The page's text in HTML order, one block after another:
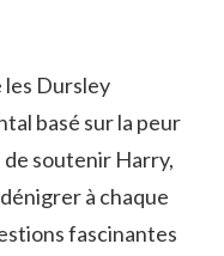
Dursley
basé sur la peur
de soutenir Harry,
à chaque
fascinantes